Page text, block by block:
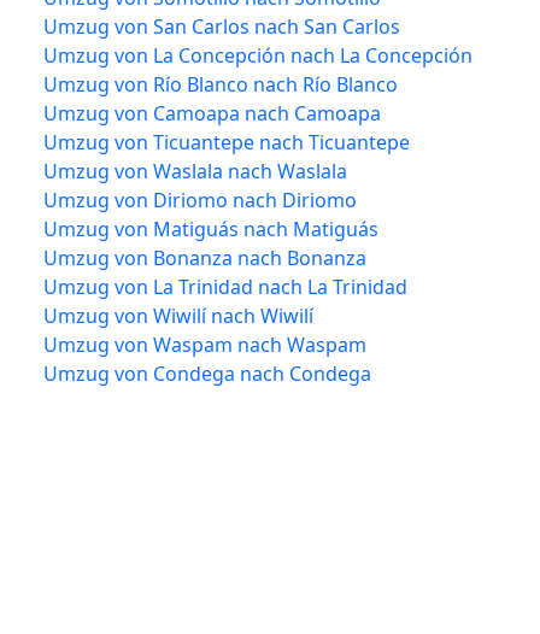
Umzug von San Carlos nach San Carlos
Umzug von La Concepción nach La Concepción
Umzug von Río Blanco nach Río Blanco
Umzug von Camoapa nach Camoapa
Umzug von Ticuantepe nach Ticuantepe
Umzug von Waslala nach Waslala
Umzug von Diriomo nach Diriomo
Umzug von Matiguás nach Matiguás
Umzug von Bonanza nach Bonanza
Umzug von La Trinidad nach La Trinidad
Umzug von Wiwilí nach Wiwilí
Umzug von Waspam nach Waspam
Umzug von Condega nach Condega